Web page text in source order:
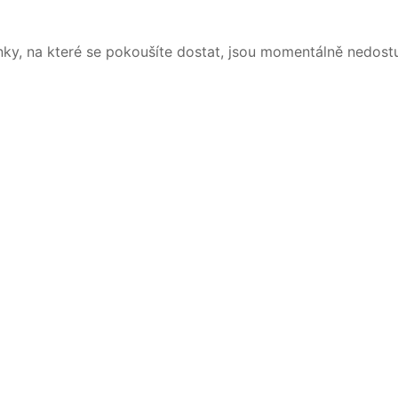
na které se pokoušíte dostat, jsou momentálně